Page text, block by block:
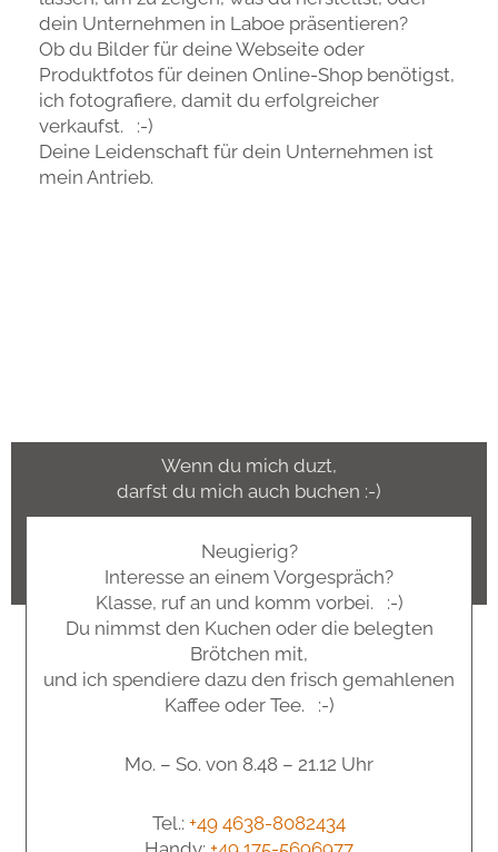
dein Unternehmen in Laboe präsentieren?
Ob du Bilder für deine Webseite oder
Produktfotos für deinen Online-Shop benötigst,
ich fotografiere, damit du erfolgreicher
verkaufst. :-)
Deine Leidenschaft für dein Unternehmen ist
mein Antrieb.
Wenn du mich duzt,
darfst du mich auch buchen :-)
Neugierig?
Interesse an einem Vorgespräch?
Klasse, ruf an und komm vorbei. :-)
Du nimmst den Kuchen oder die belegten
Brötchen mit,
und ich spendiere dazu den frisch gemahlenen
Kaffee oder Tee. :-)
Mo. – So. von 8.48 – 21.12 Uhr
Tel.: +49 4638-8082434